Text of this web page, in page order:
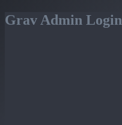
Grav Admin Login